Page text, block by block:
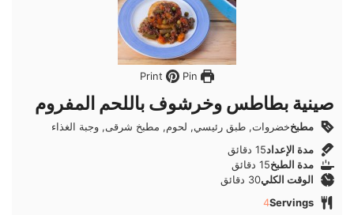
Pin
صينية بطاطس وخرشوف باللحم المفروم
مطبخخضروات, طبق رئيسي, لحوم, مطبخ شرقى, وجبة الغذاء
مدة الإعداد15دقائق
دقائق
مدة الطبخ15دقائق
دقائق
الوقت الكلي30 دقائق
دقائق
Servings
4